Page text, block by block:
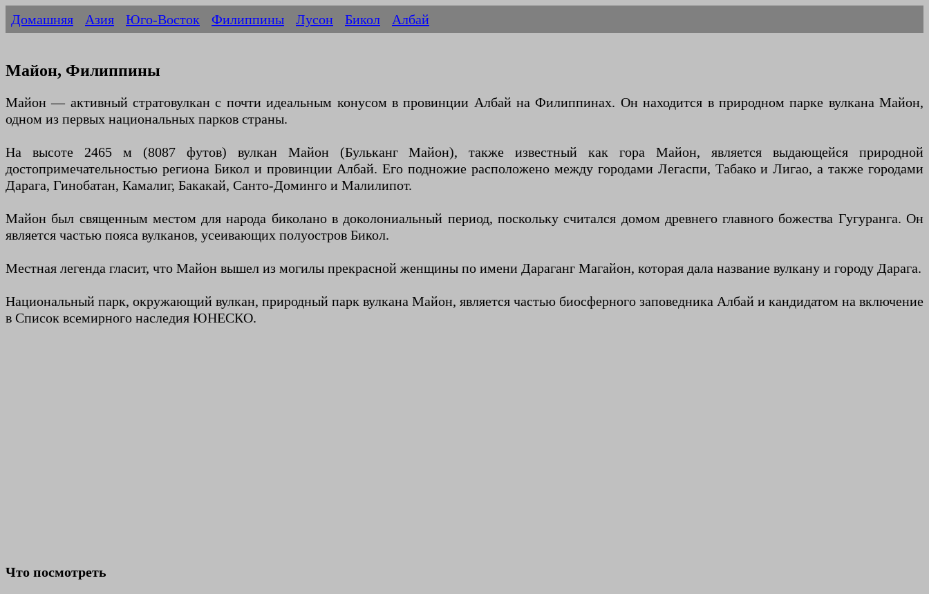
Домашняя Азия Юго-Восток Филиппины Лусон Бикол Албай
Майон, Филиппины
Майон — активный стратовулкан с почти идеальным конусом в провинции Албай на Филиппинах. Он находится в природном парке вулкана Майон,
одном из первых национальных парков страны.
На высоте 2465 м (8087 футов) вулкан Майон (Бульканг Майон), также известный как гора Майон, является выдающейся природной
достопримечательностью региона Бикол и провинции Албай. Его подножие расположено между городами Легаспи, Табако и Лигао, а также городами
Дарага, Гинобатан, Камалиг, Бакакай, Санто-Доминго и Малилипот.
Майон был священным местом для народа биколано в доколониальный период, поскольку считался домом древнего главного божества Гугуранга. Он
является частью пояса вулканов, усеивающих полуостров Бикол.
Местная легенда гласит, что Майон вышел из могилы прекрасной женщины по имени Дараганг Магайон, которая дала название вулкану и городу Дарага.
Национальный парк, окружающий вулкан, природный парк вулкана Майон, является частью биосферного заповедника Албай и кандидатом на включение
в Список всемирного наследия ЮНЕСКО.
Что посмотреть